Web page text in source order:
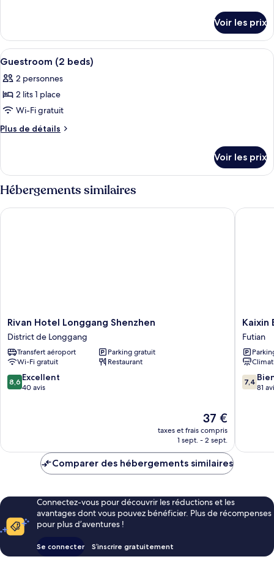
chambre :
Superior
Memory
Foam
Queen
Room
le
type
de
Superior
Memory
Queen
Room
Voir les prix
Afficher
toutes
les
photos
pour
ce
chambre :
Guestroom
(2
beds)
5
Guestroom (2 beds)
2 personnes
2 lits 1 place
Wi-Fi gratuit
Plus de détails
Plus
le
type
de
chambre
Guestroom
Voir les prix
Hébergements similaires
Rivan
Hotel
Longgang
Shenzhen
District
de
Longgang
Rivan Hotel Longgang Shenzhen
District de Longgang
Transfert aéroport
Parking gratuit
Wi-Fi gratuit
Restaurant
8.6
sur
8,6 Excellent
40 avis
Le
nouveau
prix
de
37 €
taxes et frais compris
1 sept. - 2 sept.
Rivan Hotel Longgang Shenzhen
Kaixin
Express
Hotel
Futian
Kaixin
Futian
7.4
sur
7,4
81
Kaixin
Comparer des hébergements similaires
Connectez-vous pour découvrir les réductions et les
avantages dont vous pouvez bénéficier. Plus de récompenses
pour plus d’aventures !
Se connecter S’inscrire gratuitement